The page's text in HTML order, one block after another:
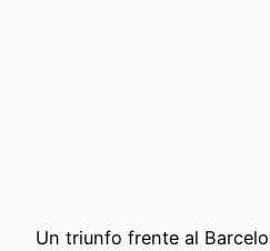
Un triunfo frente al